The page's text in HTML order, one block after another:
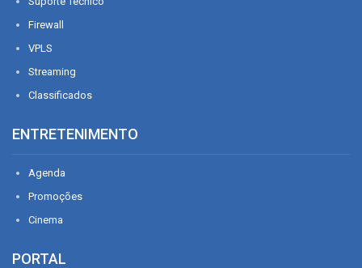
Firewall
VPLS
Streaming
Classificados
ENTRETENIMENTO
Agenda
Promoções
Cinema
PORTAL